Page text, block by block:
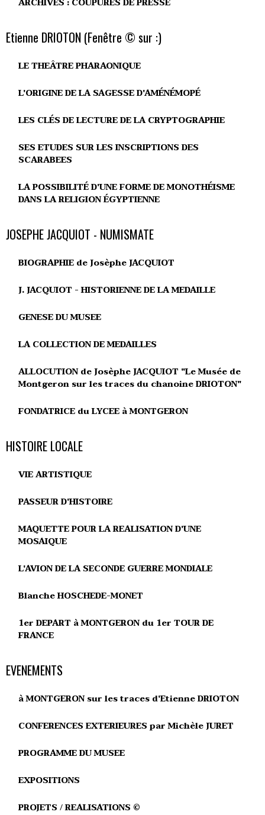
Etienne DRIOTON (Fenêtre © sur :)
LE THEÂTRE PHARAONIQUE
L'ORIGINE DE LA SAGESSE D'AMÉNÉMOPÉ
LES CLÉS DE LECTURE DE LA CRYPTOGRAPHIE
SES ETUDES SUR LES INSCRIPTIONS DES
SCARABEES
LA POSSIBILITÉ D'UNE FORME DE MONOTHÉISME
DANS LA RELIGION ÉGYPTIENNE
JOSEPHE JACQUIOT - NUMISMATE
BIOGRAPHIE de Josèphe JACQUIOT
J. JACQUIOT - HISTORIENNE DE LA MEDAILLE
GENESE DU MUSEE
LA COLLECTION DE MEDAILLES
ALLOCUTION de Josèphe JACQUIOT "Le Musée de
Montgeron sur les traces du chanoine DRIOTON"
FONDATRICE du LYCEE à MONTGERON
HISTOIRE LOCALE
VIE ARTISTIQUE
PASSEUR D'HISTOIRE
MAQUETTE POUR LA REALISATION D'UNE
MOSAIQUE
L'AVION DE LA SECONDE GUERRE MONDIALE
Blanche HOSCHEDE-MONET
1er DEPART à MONTGERON du 1er TOUR DE
FRANCE
EVENEMENTS
à MONTGERON sur les traces d'Etienne DRIOTON
CONFERENCES EXTERIEURES par Michèle JURET
PROGRAMME DU MUSEE
EXPOSITIONS
PROJETS / REALISATIONS ©